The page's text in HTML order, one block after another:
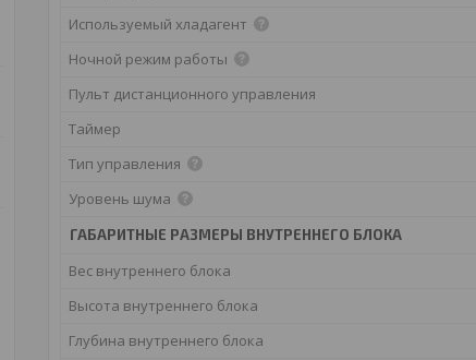
Используемый хладагент
Ночной режим работы
Пульт дистанционного управления
Таймер
Тип управления
Уровень шума
ГАБАРИТНЫЕ РАЗМЕРЫ ВНУТРЕННЕГО БЛОКА
Вес внутреннего блока
Высота внутреннего блока
Глубина внутреннего блока